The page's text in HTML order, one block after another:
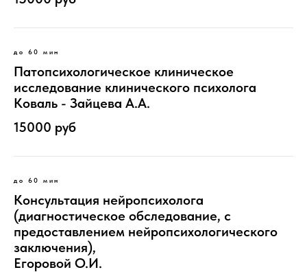
до 60 мин
Патопсихологическое клиническое
исследование клинического психолога
Коваль - Зайцева А.А.
15000 руб
до 60 мин
Консультация нейропсихолога
(диагностическое обследование, с
предоставлением нейропсихологического
заключения),
Егоровой О.И.